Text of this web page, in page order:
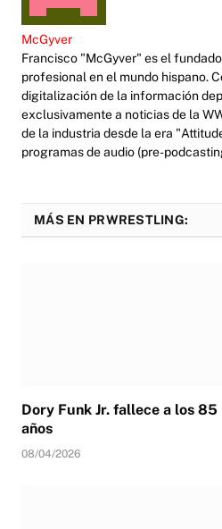
McGyver
Francisco "McGyver" es el
profesional en el mundo hispano.
digitalización de la información
exclusivamente a noticias de la
de la industria desde la era
programas de audio (pre-
MÁS EN PRWRESTLING:
Dory Funk Jr. fallece a los 85
años
08/04/2026